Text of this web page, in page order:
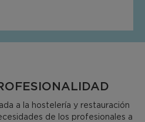
a la hostelería y restauración
de los profesionales a